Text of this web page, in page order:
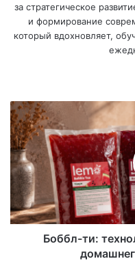
за стратегическое
и формирование
который вдохновляет,
Боббл-ти: